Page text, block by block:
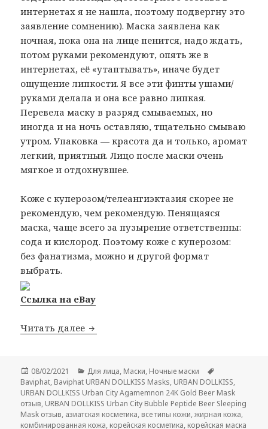
интернетах я не нашла, поэтому подвергну это
заявление сомнению). Маска заявлена как
ночная, пока она на лице пенится, надо ждать,
потом руками рекомендуют, опять же в
интернетах, её «утаптывать», иначе будет
ощущение липкости. Я все эти финты ушами/
руками делала и она все равно липкая.
Перевела маску в разряд смываемых, но
иногда и на ночь оставляю, тщательно смываю
утром. Упаковка — красота да и только, аромат
легкий, приятный. Лицо после маски очень
мягкое и отдохнувшее.
Коже с куперозом/телеангиэктазия скорее не
рекомендую, чем рекомендую. Пенящаяся
маска, чаще всего за пузырение ответственны:
сода и кислород. Поэтому коже с куперозом:
без фанатизма, можно и другой формат
выбрать.
Ссылка на eBay
Читать далее Baviphat URBAN DOLLKISS Masks
Опубликовано
08/02/2021 Рубрики
Для лица, Маски, Ночные маски
Baviphat, Baviphat URBAN DOLLKISS Masks, URBAN DOLLKISS,
URBAN DOLLKISS Urban City Agamemnon 24K Gold Beer Mask
отзыв, URBAN DOLLKISS Urban City Bubble Peptide Beer Sleeping
Mask отзыв, азиатская косметика, все типы кожи,жирная кожа,
комбинированная кожа, корейская косметика, корейская маска